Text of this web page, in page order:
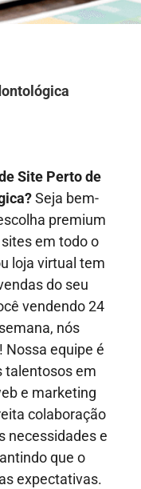
Site Perto de
Seja bem-
premium
em todo o
loja virtual tem
do seu
vendendo 24
nós
Nossa equipe é
talentosos em
e marketing
colaboração
necessidades e
que o
expectativas.